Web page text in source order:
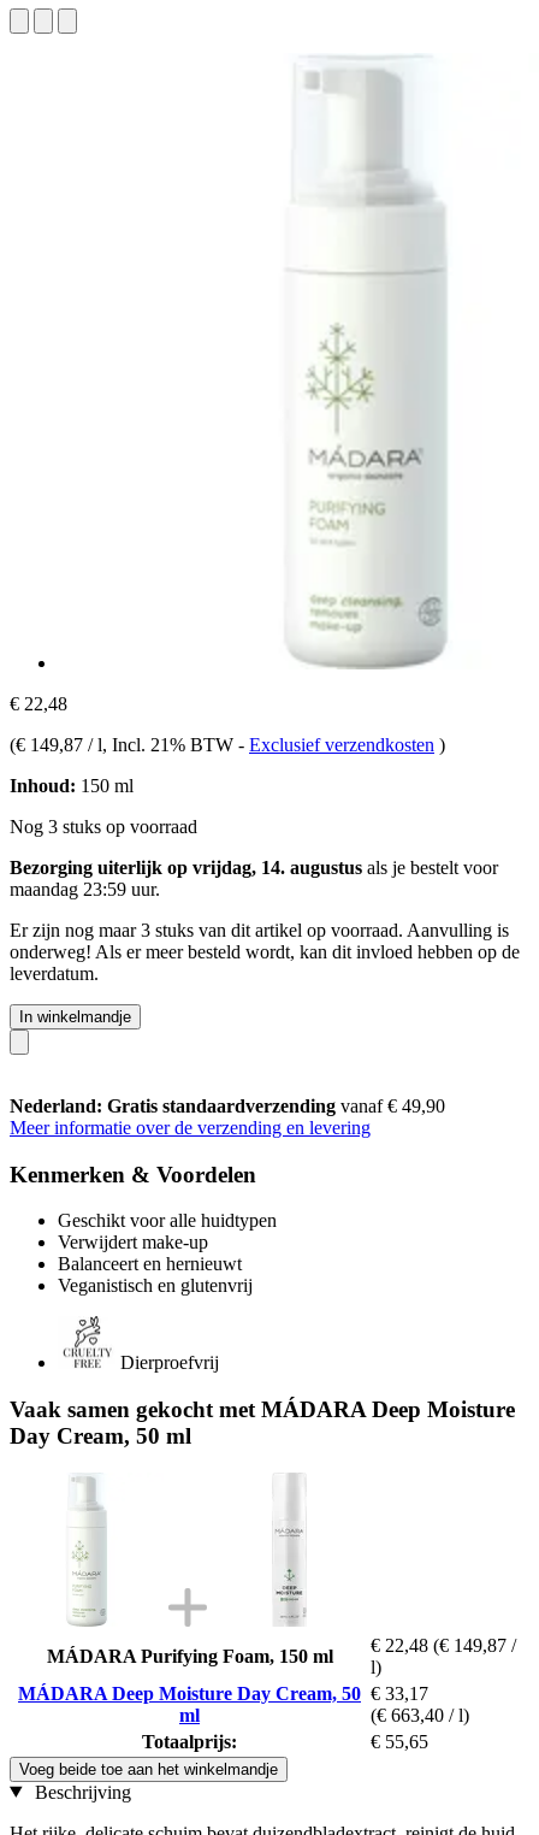
€ 22,48
(€ 149,87 / l, Incl. 21% BTW - Exclusief verzendkosten )
Inhoud: 150 ml
Nog 3 stuks op voorraad
Bezorging uiterlijk op vrijdag, 14. augustus als je bestelt voor
maandag 23:59 uur.
Er zijn nog maar 3 stuks van dit artikel op voorraad. Aanvulling is
onderweg! Als er meer besteld wordt, kan dit invloed hebben op de
leverdatum.
In winkelmandje
Nederland: Gratis standaardverzending vanaf € 49,90
Meer informatie over de verzending en levering
Kenmerken & Voordelen
Geschikt voor alle huidtypen
Verwijdert make-up
Balanceert en hernieuwt
Veganistisch en glutenvrij
Dierproefvrij
Vaak samen gekocht met MÁDARA Deep Moisture
Day Cream, 50 ml
MÁDARA Purifying Foam, 150 ml
€ 22,48 (€ 149,87 /
l)
MÁDARA Deep Moisture Day Cream, 50
ml
€ 33,17
(€ 663,40 / l)
Totaalprijs:
€ 55,65
Voeg beide toe aan het winkelmandje
Beschrijving